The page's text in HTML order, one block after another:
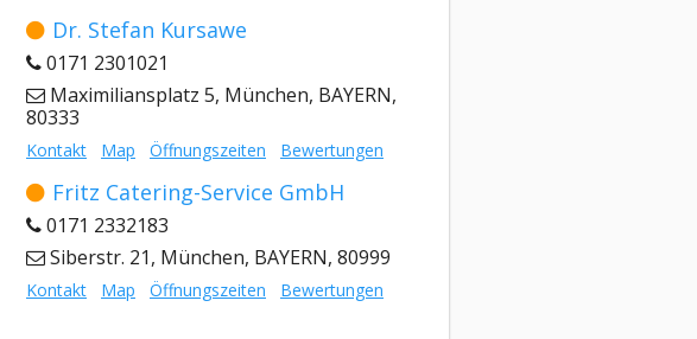
Dr. Stefan Kursawe
0171 2301021
Maximiliansplatz 5, München, BAYERN,
80333
Kontakt Map Öffnungszeiten Bewertungen
Fritz Catering-Service GmbH
0171 2332183
Siberstr. 21, München, BAYERN, 80999
Kontakt Map Öffnungszeiten Bewertungen